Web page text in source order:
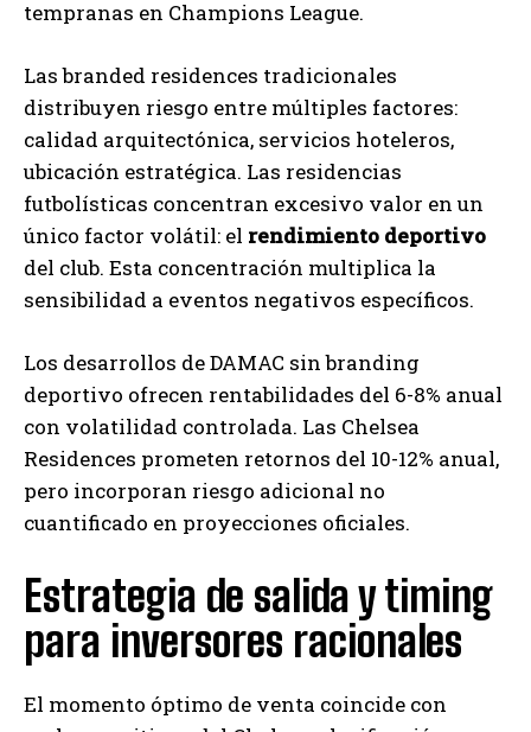
tempranas en Champions League.
Las branded residences tradicionales
distribuyen riesgo entre múltiples factores:
calidad arquitectónica, servicios hoteleros,
ubicación estratégica. Las residencias
futbolísticas concentran excesivo valor en un
único factor volátil: el rendimiento deportivo
del club. Esta concentración multiplica la
sensibilidad a eventos negativos específicos.
Los desarrollos de DAMAC sin branding
deportivo ofrecen rentabilidades del 6-8% anual
con volatilidad controlada. Las Chelsea
Residences prometen retornos del 10-12% anual,
pero incorporan riesgo adicional no
cuantificado en proyecciones oficiales.
Estrategia de salida y timing
para inversores racionales
El momento óptimo de venta coincide con